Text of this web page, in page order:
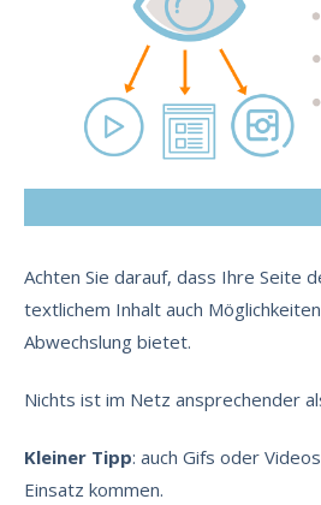
Achten Sie darauf, dass Ihre Seite
textlichem Inhalt auch
Abwechslung bietet.
Nichts ist im Netz ansprechender
Kleiner Tipp: auch Gifs oder
Einsatz kommen.